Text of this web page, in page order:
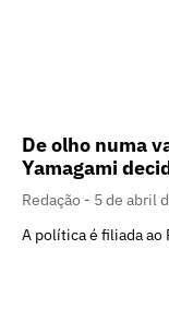
De olho numa
Yamagami
Redação
5 de abril
A política é filiada ao